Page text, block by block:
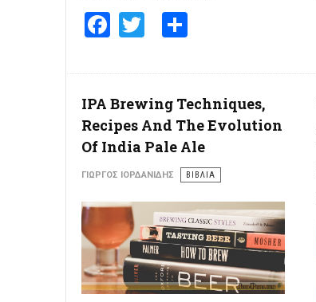
Facebook
Twitter
IPA Brewing Techniques,
Recipes And The Evolution
Of India Pale Ale
ΓΙΏΡΓΟΣ ΙΟΡΔΑΝΊΔΗΣ ΒΙΒΛΙΑ